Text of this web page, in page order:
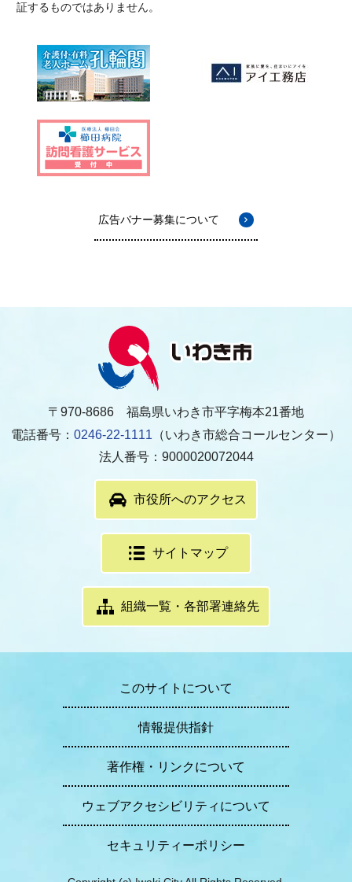
証するものではありません。
広告バナー募集について
〒970-8686 福島県いわき市平字梅本21番地
電話番号： 0246-22-1111 （いわき市総合コールセンター）
法人番号：9000020072044
市役所へのアクセス
サイトマップ
組織一覧・各部署連絡先
このサイトについて
情報提供指針
著作権・リンクについて
ウェブアクセシビリティについて
セキュリティーポリシー